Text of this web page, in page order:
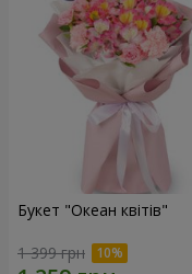
Букет "Океан квітів"
1 399 грн